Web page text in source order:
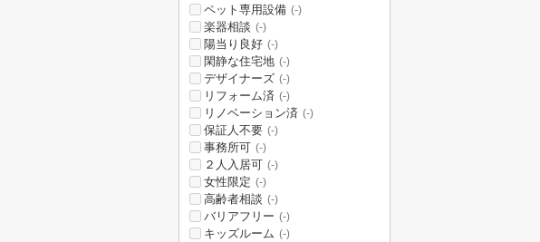
ペット専用設備 (-)
楽器相談 (-)
陽当り良好 (-)
閑静な住宅地 (-)
デザイナーズ (-)
リフォーム済 (-)
リノベーション済 (-)
保証人不要 (-)
事務所可 (-)
２人入居可 (-)
女性限定 (-)
高齢者相談 (-)
バリアフリー (-)
キッズルーム (-)